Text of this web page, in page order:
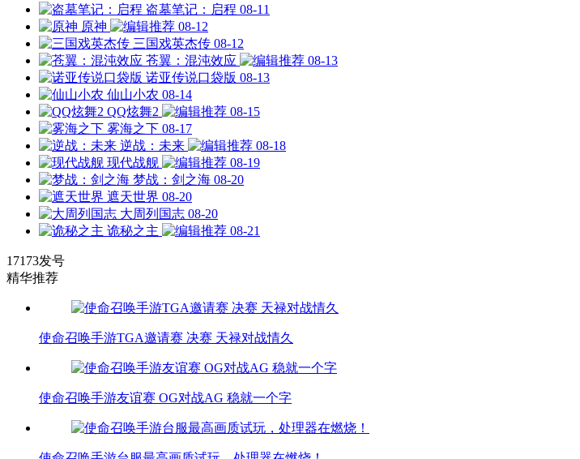
盗墓笔记：启程 08-11
原神
08-12
三国戏英杰传 08-12
苍翼：混沌效应
08-13
诺亚传说口袋版 08-13
仙山小农 08-14
QQ炫舞2
08-15
雾海之下 08-17
逆战：未来
08-18
现代战舰
08-19
梦战：剑之海 08-20
遮天世界 08-20
大周列国志 08-20
诡秘之主
08-21
17173发号
精华推荐
使命召唤手游TGA邀请赛 决赛 天禄对战情久
使命召唤手游友谊赛 OG对战AG 稳就一个字